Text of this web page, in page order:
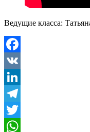
Ведущие класса:
Facebook
VK
LinkedIn
Telegram
Twitter